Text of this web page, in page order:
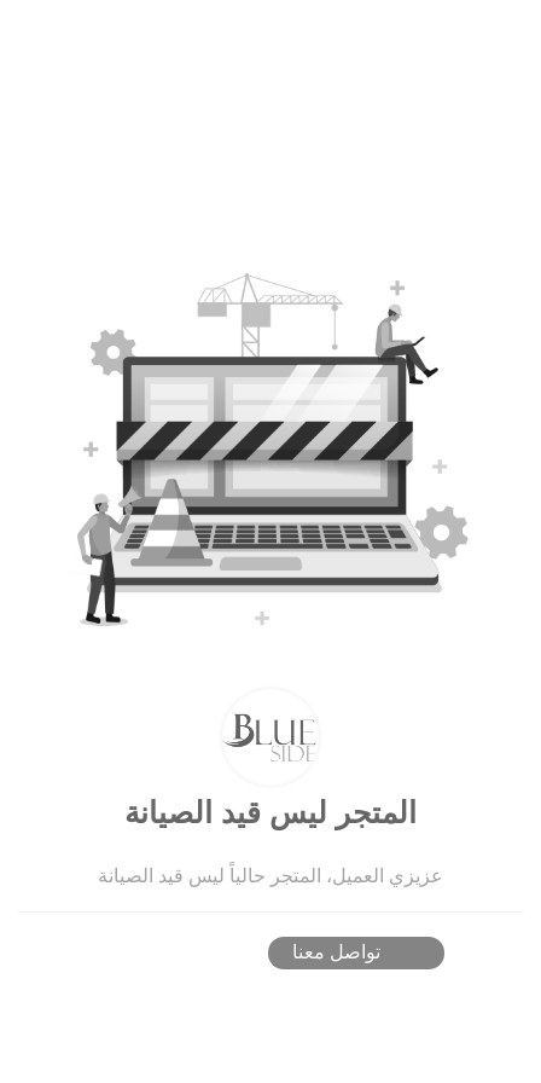
المتجر ليس قيد الصيانة
عزيزي العميل، المتجر حالياً ليس قيد الصيانة
تواصل معنا